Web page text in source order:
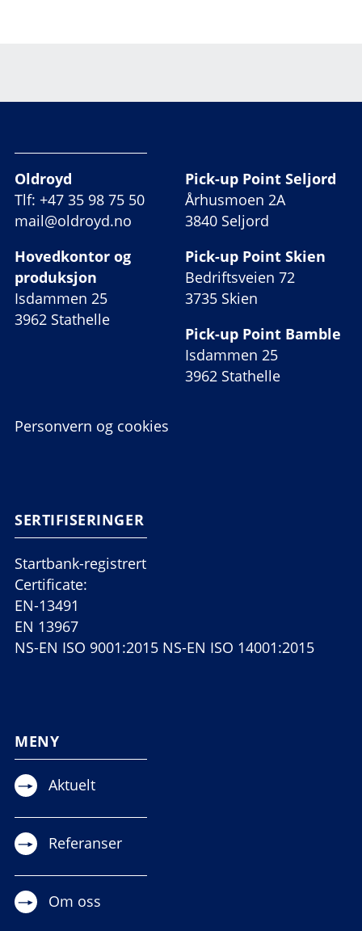
Oldroyd
Tlf: +47 35 98 75 50
mail@oldroyd.no
Hovedkontor og
produksjon
Isdammen 25
3962 Stathelle
Pick-up Point Seljord
Århusmoen 2A
3840 Seljord
Pick-up Point Skien
Bedriftsveien 72
3735 Skien
Pick-up Point Bamble
Isdammen 25
3962 Stathelle
Personvern og cookies
SERTIFISERINGER
Startbank-registrert
Certificate:
EN-13491
EN 13967
NS-EN ISO 9001:2015 NS-EN ISO 14001:2015
MENY
Aktuelt
Referanser
Om oss